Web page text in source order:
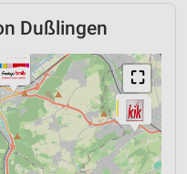
Dußlingen
⛶